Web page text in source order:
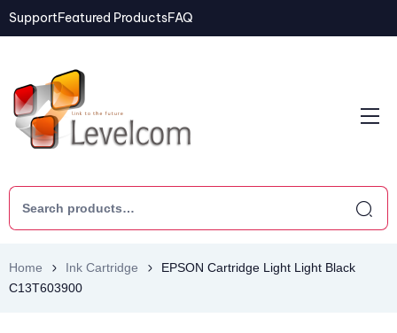
SupportFeatured ProductsFAQ
Home Ink Cartridge
EPSON Cartridge Light Light Black
C13T603900